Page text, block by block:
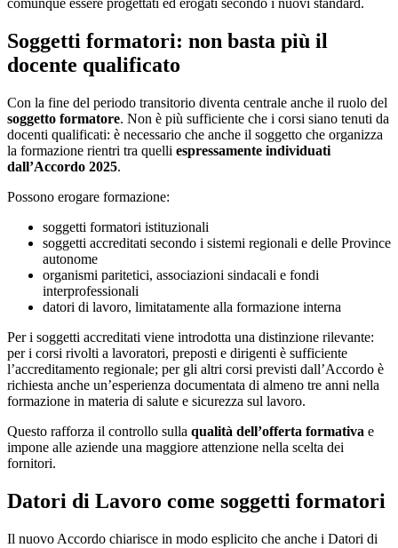
comunque essere progettati ed erogati secondo i nuovi standard.
Soggetti formatori: non basta più il
docente qualificato
Con la fine del periodo transitorio diventa centrale anche il ruolo del
soggetto formatore. Non è più sufficiente che i corsi siano tenuti da
docenti qualificati: è necessario che anche il soggetto che organizza
la formazione rientri tra quelli espressamente individuati
dall’Accordo 2025.
Possono erogare formazione:
soggetti formatori istituzionali
soggetti accreditati secondo i sistemi regionali e delle Province
autonome
organismi paritetici, associazioni sindacali e fondi
interprofessionali
datori di lavoro, limitatamente alla formazione interna
Per i soggetti accreditati viene introdotta una distinzione rilevante:
per i corsi rivolti a lavoratori, preposti e dirigenti è sufficiente
l’accreditamento regionale; per gli altri corsi previsti dall’Accordo è
richiesta anche un’esperienza documentata di almeno tre anni nella
formazione in materia di salute e sicurezza sul lavoro.
Questo rafforza il controllo sulla qualità dell’offerta formativa e
impone alle aziende una maggiore attenzione nella scelta dei
fornitori.
Datori di Lavoro come soggetti formatori
Il nuovo Accordo chiarisce in modo esplicito che anche i Datori di